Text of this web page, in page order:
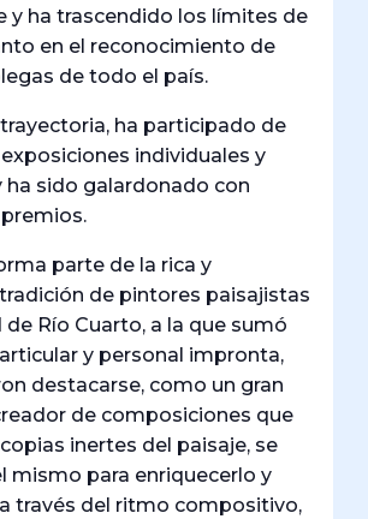
y ha trascendido los límites de
en el reconocimiento de
de todo el país.
ha participado de
individuales y
ha sido galardonado con
parte de la rica y
de pintores paisajistas
de Río Cuarto, a la que sumó
y personal impronta,
destacarse, como un gran
de composiciones que
inertes del paisaje, se
mismo para enriquecerlo y
través del ritmo compositivo,